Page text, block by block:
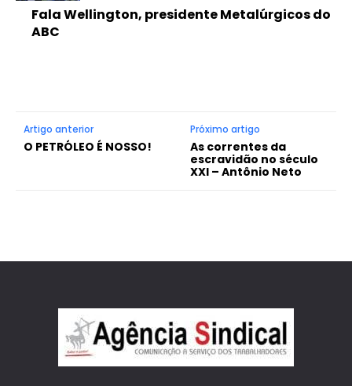
Fala Wellington, presidente Metalúrgicos do
ABC
Artigo anterior
O PETRÓLEO É NOSSO!
Próximo artigo
As correntes da
escravidão no século
XXI – Antônio Neto